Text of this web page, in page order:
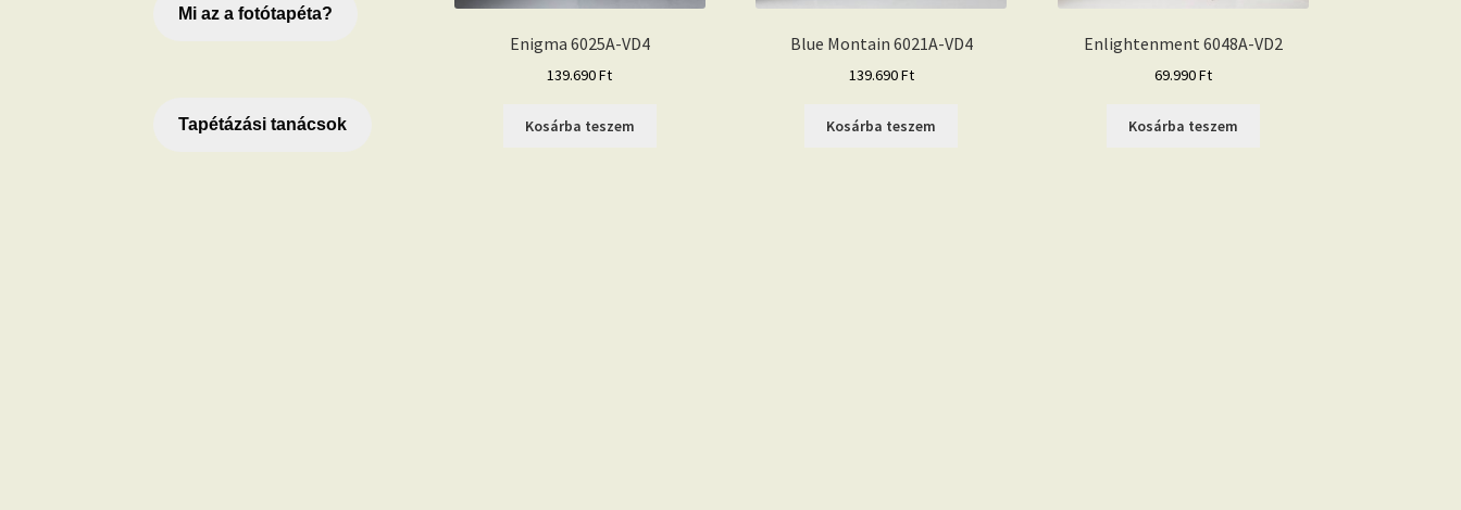
Enigma 6025A-VD4
139.690Ft
Kosárba teszem
Blue Montain 6021A-VD4
139.690Ft
Kosárba teszem
Enlightenment 6048A-VD2
69.990Ft
Kosárba teszem
Mi az a fotótapéta?
Tapétázási tanácsok